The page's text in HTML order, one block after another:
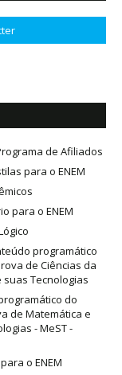
de Afiliados
para o ENEM
para o ENEM
programático
de Ciências da
Tecnologias
do
de Matemática e
- MeST -
o ENEM